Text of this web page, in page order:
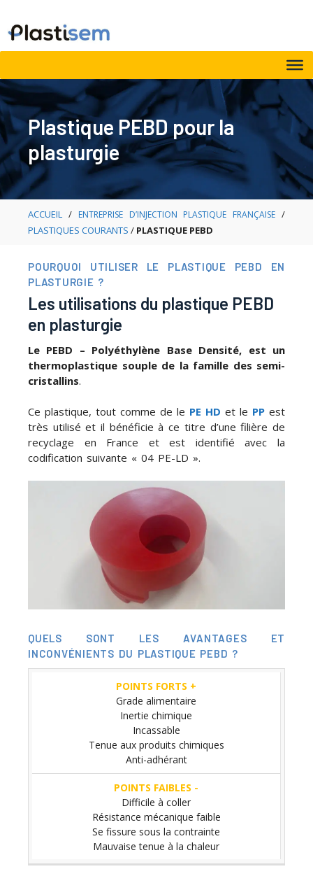
Aller
au
contenu
Plastique PEBD pour la
plasturgie
ACCUEIL / ENTREPRISE D’INJECTION PLASTIQUE FRANÇAISE /
PLASTIQUES COURANTS / PLASTIQUE PEBD
POURQUOI UTILISER LE PLASTIQUE PEBD EN
PLASTURGIE ?
Les utilisations du plastique PEBD
en plasturgie
Le PEBD – Polyéthylène Base Densité, est un
thermoplastique souple de la famille des semi-
cristallins.
Ce plastique, tout comme de le PE HD et le PP est
très utilisé et il bénéficie à ce titre d’une filière de
recyclage en France et est identifié avec la
codification suivante « 04 PE-LD ».
QUELS SONT LES AVANTAGES ET
INCONVÉNIENTS DU PLASTIQUE PEBD ?
Points
faiblesGrade alimentaire
Inertie chimique
Incassable
Tenue aux produits chimiques
Anti-adhérant
Difficile à coller
Résistance mécanique faible
Se fissure sous la contrainte
Mauvaise tenue à la chaleur